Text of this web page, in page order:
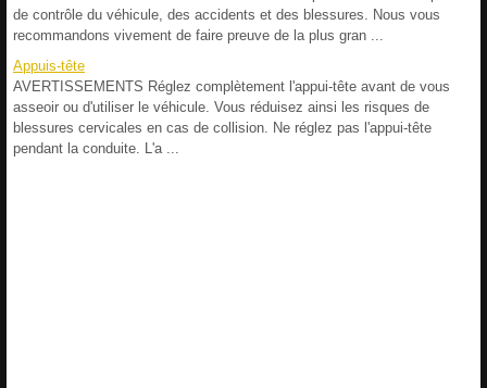
de contrôle du véhicule, des accidents et des blessures. Nous vous
recommandons vivement de faire preuve de la plus gran ...
Appuis-tête
AVERTISSEMENTS Réglez complètement l'appui-tête avant de vous
asseoir ou d'utiliser le véhicule. Vous réduisez ainsi les risques de
blessures cervicales en cas de collision. Ne réglez pas l'appui-tête
pendant la conduite. L'a ...